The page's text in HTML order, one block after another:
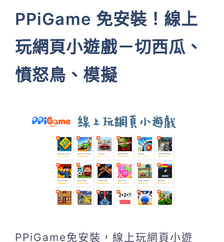
PPiGame 免安裝！線上
玩網頁小遊戲－切西瓜、
憤怒鳥、模擬
PPiGame免安裝，線上玩網頁小遊